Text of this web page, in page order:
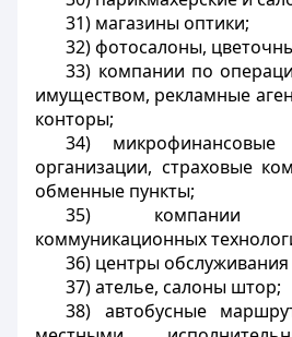
31) магазины оптики;
32) фотосалоны,
33) компании по
имуществом, рекламные
конторы;
34) микрофинансовые
организации, страховые
обменные пункты;
35) компании
коммуникационных
36) центры обслуживания
37) ателье, салоны штор;
38) автобусные